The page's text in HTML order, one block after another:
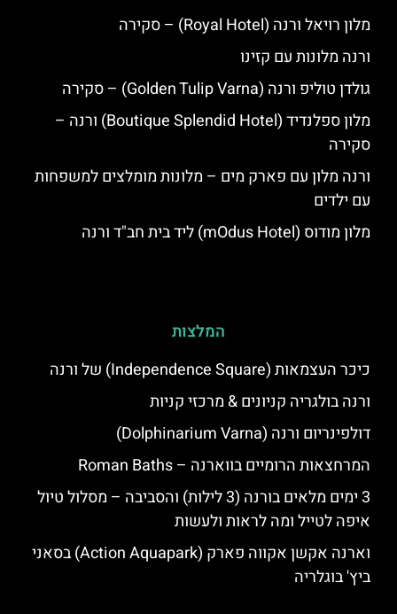
מלון רויאל ורנה (Royal Hotel) – סקירה
ורנה מלונות עם קזינו
גולדן טוליפ ורנה (Golden Tulip Varna) – סקירה
מלון ספלנדיד (Boutique Splendid Hotel) ורנה –
סקירה
ורנה מלון עם פארק מים – מלונות מומלצים למשפחות
עם ילדים
מלון מודוס (mOdus Hotel) ליד בית חב"ד ורנה
המלצות
כיכר העצמאות (Independence Square) של ורנה
ורנה בולגריה קניונים & מרכזי קניות
דולפינריום ורנה (Dolphinarium Varna)
המרחצאות הרומיים בווארנה – Roman Baths
3 ימים מלאים בורנה (3 לילות) והסביבה – מסלול טיול
איפה לטייל ומה לראות ולעשות
וארנה אקשן אקווה פארק (Action Aquapark) בסאני
ביץ' בוגלריה